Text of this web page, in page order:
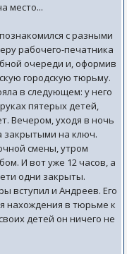
место...
с разными
рабочего-печатника
очереди и, оформив
городскую тюрьму.
в следующем: у него
пятерых детей,
Вечером, уходя в ночь
закрытыми на ключ.
смены, утром
И вот уже 12 часов, а
одни закрыты.
вступил и Андреев. Его
нахождения в тюрьме к
детей он ничего не